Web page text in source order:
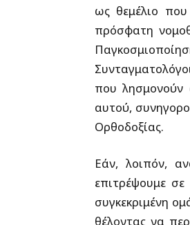
ως θεμέλιο
πρόσφατη
που λησμονούν
αυτού,
Ορθοδοξίας.
Εάν, λοιπόν,
επιτρέψουμε
συγκεκριμένη
θέλοντας να